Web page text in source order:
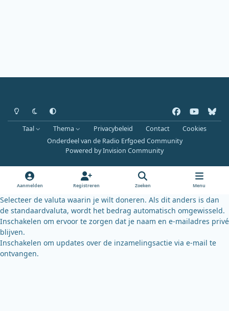
Heldere modus
Donkere modus
Systeemvoorkeur
a
c
e
o
k
o
u
b
b
l
u
k
y
Taal Thema Privacybeleid Contact
Cookies
Onderdeel van de Radio Erfgoed Community
Powered byInvision Community
Aanmelden Registreren Zoeken Menu
Selecteer de valuta waarin je wilt doneren. Als dit anders is dan
de standaardvaluta, wordt het bedrag automatisch omgewisseld.
Inschakelen om ervoor te zorgen dat je naam en e-mailadres privé
blijven.
Inschakelen om updates over de inzamelingsactie via e-mail te
ontvangen.